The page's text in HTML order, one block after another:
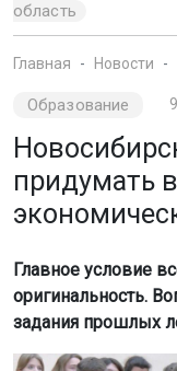
область
Главная Новости
Образование
придумать
Главное условие
оригинальность.
задания прошлых